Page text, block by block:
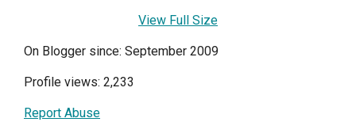
View Full Size
On Blogger since: September 2009
Profile views: 2,233
Report Abuse